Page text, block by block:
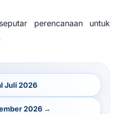
perencanaan untuk
Juli 2026
2026 →